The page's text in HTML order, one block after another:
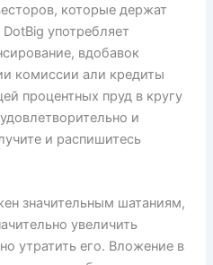
которые держат
употребляет
вдобавок
комиссии али кредиты
процентных пруд в кругу
и
и распишитесь
значительным шатаниям,
увеличить
утратить его. Вложение в